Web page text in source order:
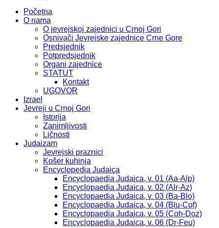
Početna
O nama
O jevrejskoj zajednici u Crnoj Gori
Osnivači Jevrejske zajednice Crne Gore
Predsjednik
Potpredsjednik
Organi zajednice
STATUT
Kontakt
UGOVOR
Izrael
Jevreji u Crnoj Gori
Istorija
Zanimljivosti
Ličnosti
Judaizam
Jevrejski praznici
Košer kuhinja
Encyclopedia Judaica
Encyclopaedia Judaica, v. 01 (Aa-Alp)
Encyclopaedia Judaica, v. 02 (Alr-Az)
Encyclopaedia Judaica, v. 03 (Ba-Blo)
Encyclopaedia Judaica, v. 04 (Blu-Cof)
Encyclopaedia Judaica, v. 05 (Coh-Doz)
Encyclopaedia Judaica, v. 06 (Dr-Feu)